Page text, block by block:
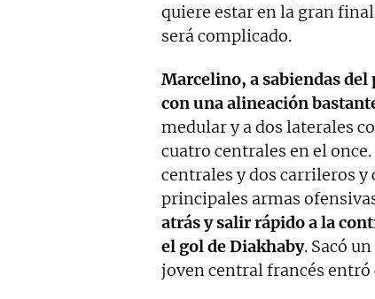
quiere estar en la gran
será complicado.
Marcelino, a sabiendas
con una alineación
medular y a dos laterales
cuatro centrales en el
centrales y dos carrileros y
principales armas
atrás y salir rápido a la
el gol de Diakhaby. Sacó
joven central francés entró